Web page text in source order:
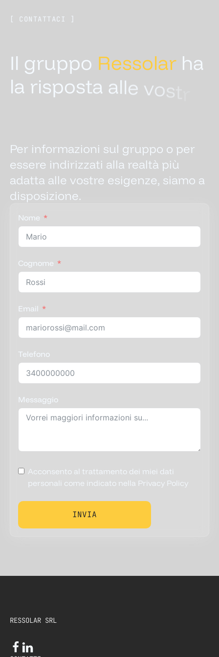
[ CONTATTACI ]
Il gruppo Ressolar ha
la risposta alle vos
Per informazioni sul gruppo o per
essere indirizzati alla realtà più
adatta alle vostre esigenze, siamo a
disposizione.
Nome
Cognome
Email
Telefono
Messaggio
Acconsento al trattamento dei miei dati
personali come indicato nella Privacy Policy
INVIA
RESSOLAR SRL